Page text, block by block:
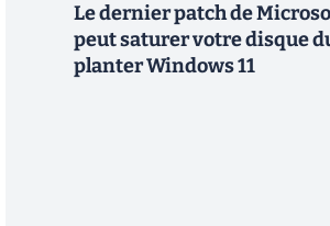
Le dernier patch de
peut saturer votre disque
planter Windows 11